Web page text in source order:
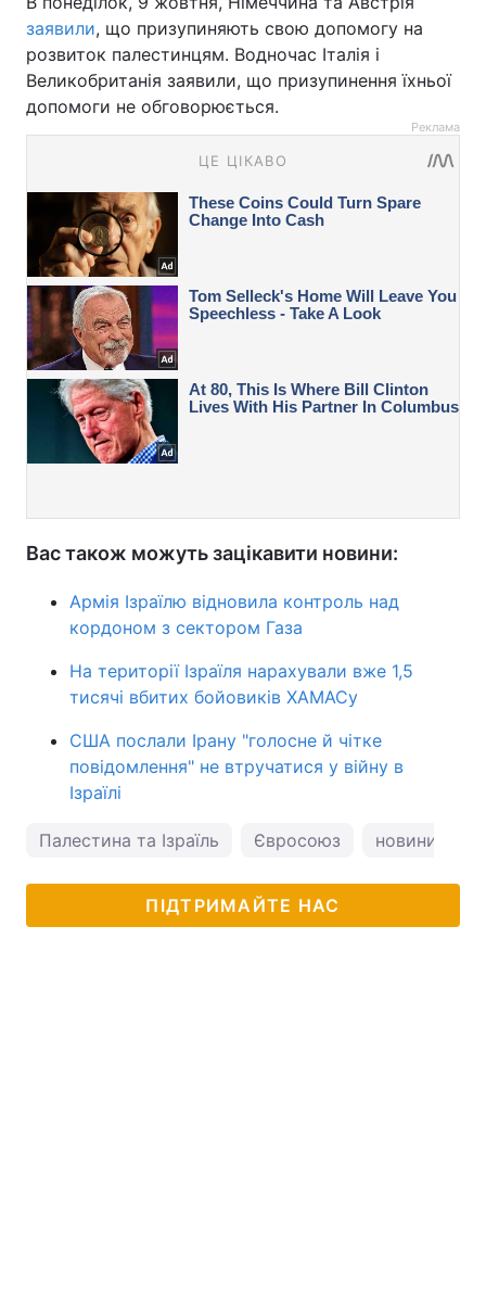
заявили, що призупиняють свою допомогу на
розвиток палестинцям. Водночас Італія і
Великобританія заявили, що призупинення їхньої
допомоги не обговорюється.
Реклама
Вас також можуть зацікавити новини:
Армія Ізраїлю відновила контроль над
кордоном з сектором Газа
На території Ізраїля нарахували вже 1,5
тисячі вбитих бойовиків ХАМАСу
США послали Ірану "голосне й чітке
повідомлення" не втручатися у війну в
Ізраїлі
Палестина та Ізраїль Євросоюз новини
ПІДТРИМАЙТЕ НАС